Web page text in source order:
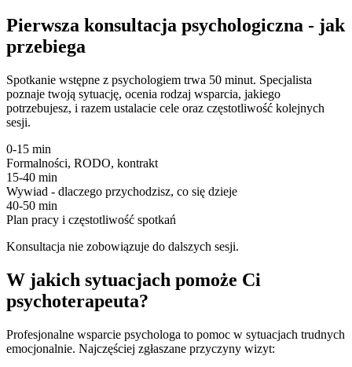
Pierwsza konsultacja psychologiczna - jak
przebiega
Spotkanie wstępne z psychologiem trwa 50 minut. Specjalista
poznaje twoją sytuację, ocenia rodzaj wsparcia, jakiego
potrzebujesz, i razem ustalacie cele oraz częstotliwość kolejnych
sesji.
0-15 min
Formalności, RODO, kontrakt
15-40 min
Wywiad - dlaczego przychodzisz, co się dzieje
40-50 min
Plan pracy i częstotliwość spotkań
Konsultacja nie zobowiązuje do dalszych sesji.
W jakich sytuacjach pomoże Ci
psychoterapeuta?
Profesjonalne wsparcie psychologa to pomoc w sytuacjach trudnych
emocjonalnie. Najczęściej zgłaszane przyczyny wizyt: